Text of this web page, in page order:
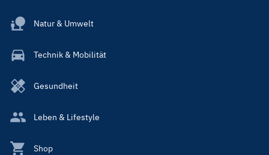
Natur & Umwelt
Technik & Mobilität
Gesundheit
Leben & Lifestyle
Shop